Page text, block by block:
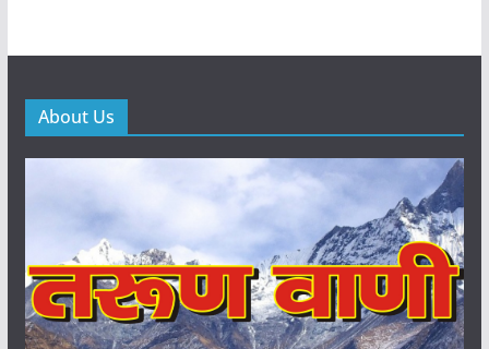
About Us